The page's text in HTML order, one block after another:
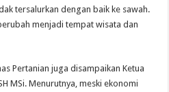
tersalurkan dengan baik ke sawah.
menjadi tempat wisata dan
Pertanian juga disampaikan Ketua
MSi. Menurutnya, meski ekonomi